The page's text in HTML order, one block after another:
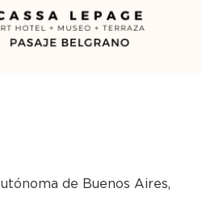
de Buenos Aires,